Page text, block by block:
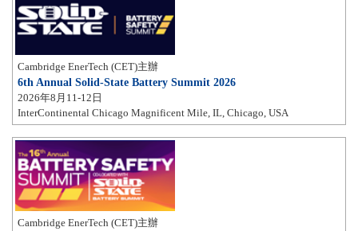
Cambridge EnerTech (CET)主辦
6th Annual Solid-State Battery Summit 2026
2026年8月11-12日
InterContinental Chicago Magnificent Mile, IL, Chicago, USA
Cambridge EnerTech (CET)主辦